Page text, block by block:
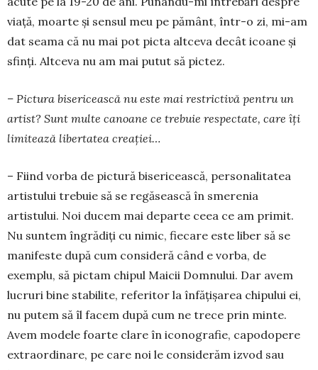
viață, moarte și sensul meu pe pământ, într-o zi, mi-am
dat seama că nu mai pot picta altceva decât icoane și
sfinți. Altceva nu am mai putut să pictez.
– Pictura bisericească nu este mai restrictivă pentru un
artist? Sunt multe canoane ce trebuie res­pectate, care îți
limitează libertatea creației…
– Fiind vorba de pictură biseri­cească, persona­litatea
artistului trebuie să se regăsească în smerenia
artistului. Noi ducem mai departe ceea ce am pri­mit.
Nu suntem îngrădiți cu nimic, fiecare este liber să se
manifeste după cum consideră când e vorba, de
exemplu, să pictam chipul Maicii Domnului. Dar avem
lucruri bine stabilite, referitor la înfățișarea chipului ei,
nu putem să îl facem după cum ne trece prin minte.
Avem modele foarte clare în iconogra­fie, capodo­pere
extraordinare, pe care noi le con­si­derăm izvod sau